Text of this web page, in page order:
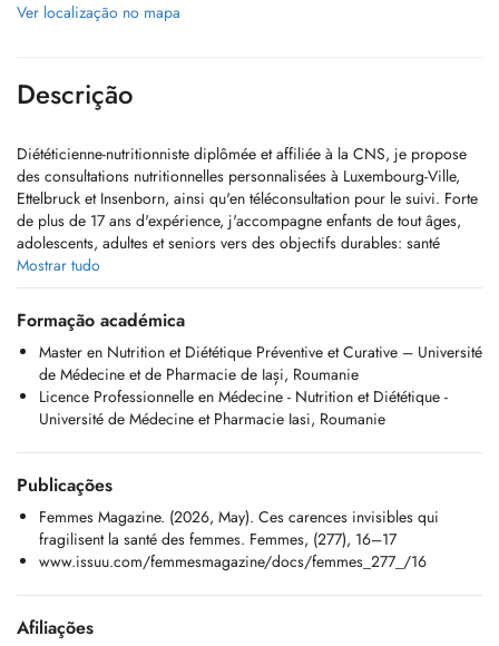
Ver localização no mapa
Descrição
Diététicienne-nutritionniste diplômée et affiliée à la CNS, je propose
des consultations nutritionnelles personnalisées à Luxembourg-Ville,
Ettelbruck et Insenborn, ainsi qu'en téléconsultation pour le suivi. Forte
de plus de 17 ans d'expérience, j'accompagne enfants de tout âges,
adolescents, adultes et seniors vers des objectifs durables: santé
métabolique, confort digestif, gestion du poids, prévention des
maladies chroniques.
Membre de l'ANDL, je respecte un code de déontologie strict: je ne
vends aucun complément alimentaire et j'agis exclusivement dans
l'intérêt et pour le bienêtre de mes patients.
Cabinets :
-- Insenborn: 15, Burwiss, L-9660 Insenborn
Informations pratiques:
-- Consultations CNS remboursées à 88% (100% pour les moins de 18
-- Téléconsultation disponible
-- Rendez-vous : doctena.lu ou +352 691 379 172
Mostrar tudo
Formação académica
Master en Nutrition et Diététique Préventive et Curative – Université
de Médecine et de Pharmacie de Iași, Roumanie
Licence Professionnelle en Médecine - Nutrition et Diététique -
Université de Médecine et Pharmacie Iasi, Roumanie
Publicações
Femmes Magazine. (2026, May). Ces carences invisibles qui
fragilisent la santé des femmes. Femmes, (277), 16–17
www.issuu.com/femmesmagazine/docs/femmes_277_/16
Afiliações